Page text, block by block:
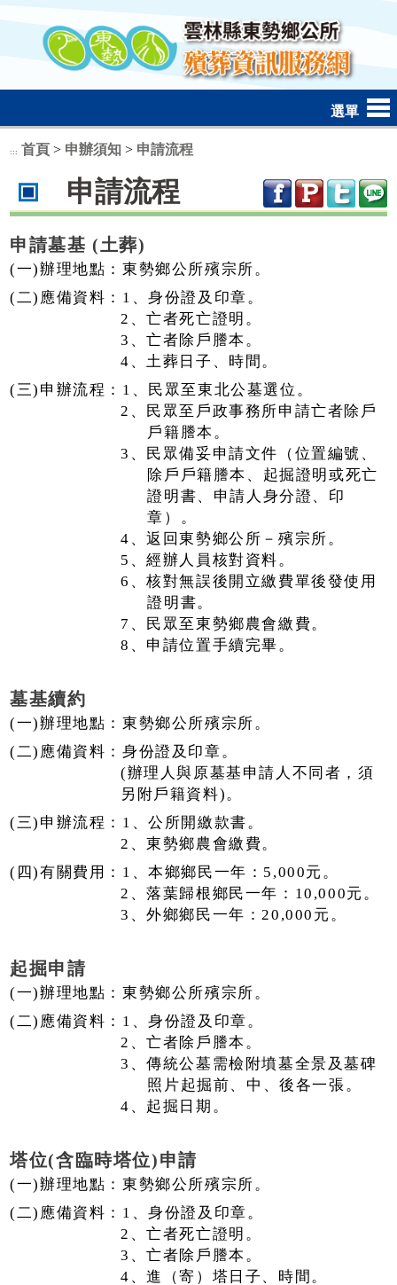
跳到主要內容區塊
選單
::: 首頁 > 申辦須知 > 申請流程
申請流程
申請墓基 (土葬)
(一)辦理地點：東勢鄉公所殯宗所。
(二)應備資料：1、身份證及印章。
2、亡者死亡證明。
3、亡者除戶謄本。
4、土葬日子、時間。
(三)申辦流程：1、民眾至東北公墓選位。
2、民眾至戶政事務所申請亡者除戶
戶籍謄本。
3、民眾備妥申請文件（位置編號、
除戶戶籍謄本、起掘證明或死亡
證明書、申請人身分證、印
章）。
4、返回東勢鄉公所－殯宗所。
5、經辦人員核對資料。
6、核對無誤後開立繳費單後發使用
證明書。
7、民眾至東勢鄉農會繳費。
8、申請位置手續完畢。
墓基續約
(一)辦理地點：東勢鄉公所殯宗所。
(二)應備資料：身份證及印章。
(辦理人與原墓基申請人不同者，須
另附戶籍資料)。
(三)申辦流程：1、公所開繳款書。
2、東勢鄉農會繳費。
(四)有關費用：1、本鄉鄉民一年：5,000元。
2、落葉歸根鄉民一年：10,000元。
3、外鄉鄉民一年：20,000元。
起掘申請
(一)辦理地點：東勢鄉公所殯宗所。
(二)應備資料：1、身份證及印章。
2、亡者除戶謄本。
3、傳統公墓需檢附墳墓全景及墓碑
照片起掘前、中、後各一張。
4、起掘日期。
塔位(含臨時塔位)申請
(一)辦理地點：東勢鄉公所殯宗所。
(二)應備資料：1、身份證及印章。
2、亡者死亡證明。
3、亡者除戶謄本。
4、進（寄）塔日子、時間。